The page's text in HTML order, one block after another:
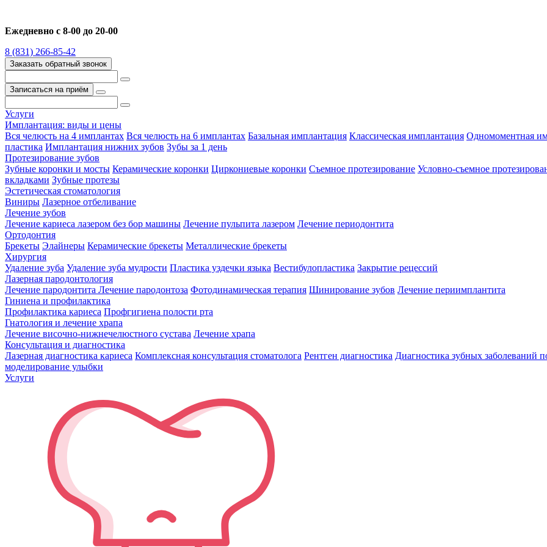
Ежедневно с 8-00 до 20-00
8 (831) 266-85-42
Заказать обратный звонок
Записаться на приём
Услуги
Имплантация: виды и цены
Вся челюсть на 4 имплантах Вся челюсть на 6 имплантах Базальная имплантация Классическая имплантация Одномоментная
пластика Имплантация нижних зубов Зубы за 1 день
Протезирование зубов
Зубные коронки и мосты Керамические коронки Циркониевые коронки Съемное протезирование Условно-съемное
вкладками Зубные протезы
Эстетическая стоматология
Виниры Лазерное отбеливание
Лечение зубов
Лечение кариеса лазером без бор машины Лечение пульпита лазером Лечение периодонтита
Ортодонтия
Брекеты Элайнеры Керамические брекеты Металлические брекеты
Хирургия
Удаление зуба Удаление зуба мудрости Пластика уздечки языка Вестибулопластика Закрытие рецессий
Лазерная пародонтология
Лечение пародонтита Лечение пародонтоза Фотодинамическая терапия Шинирование зубов Лечение периимплантита
Гиниена и профилактика
Профилактика кариеса Профгигиена полости рта
Гнатология и лечение храпа
Лечение височно-нижнечелюстного сустава Лечение храпа
Консультация и диагностика
Лазерная диагностика кариеса Комплексная консультация стоматолога Рентген диагностика Диагностика зубных заболеваний
моделирование улыбки
Услуги